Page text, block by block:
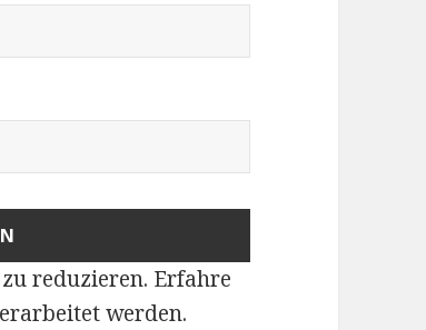
reduzieren. Erfahre
werden.